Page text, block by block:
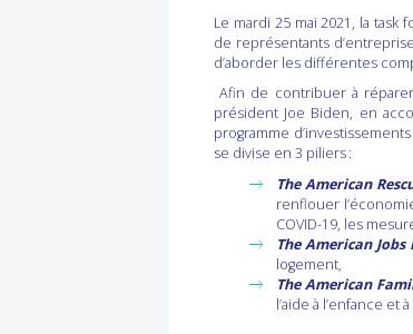
Le mardi 25 mai 2021, la
de représentants
d’aborder les différentes
Afin de contribuer à
président Joe Biden, en
programme
se divise en 3 piliers :
The American
renflouer
COVID-19, les
The American Jobs
logement,
The American
l’aide à l’enfance et